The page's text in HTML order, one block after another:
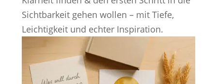
Sichtbarkeit gehen wollen – mit Tiefe,
Leichtigkeit und echter Inspiration.